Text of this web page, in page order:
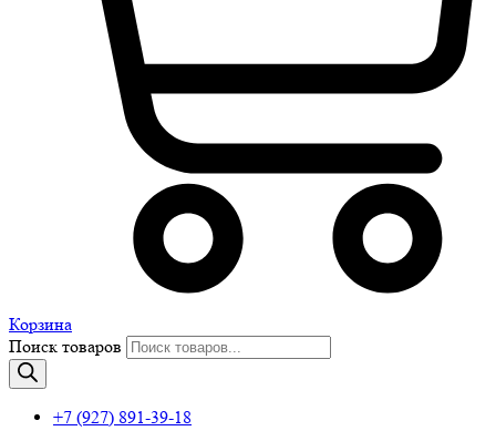
Корзина
Поиск товаров
+7 (927) 891-39-18